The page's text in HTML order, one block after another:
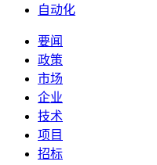
自动化
要闻
政策
市场
企业
技术
项目
招标